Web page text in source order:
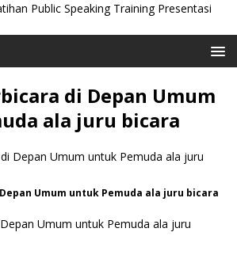
di Depan Umum
ala juru bicara
Umum untuk Pemuda ala juru bicara
Umum untuk Pemuda ala juru